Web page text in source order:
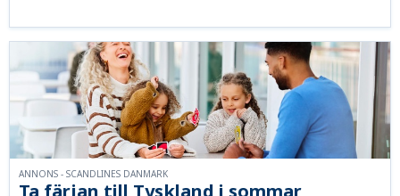
ANNONS - SCANDLINES DANMARK